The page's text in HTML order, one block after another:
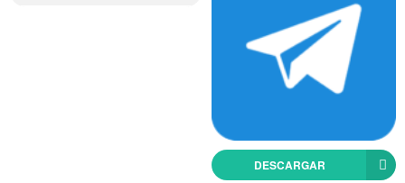
DESCARGAR